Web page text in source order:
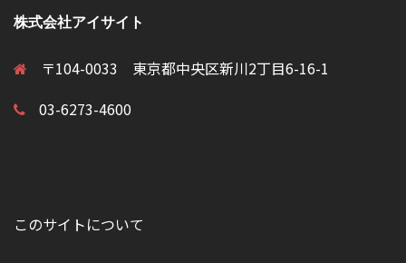
株式会社アイサイト
〒104-0033 東京都中央区新川2丁目6-16-1
03-6273-4600
このサイトについて